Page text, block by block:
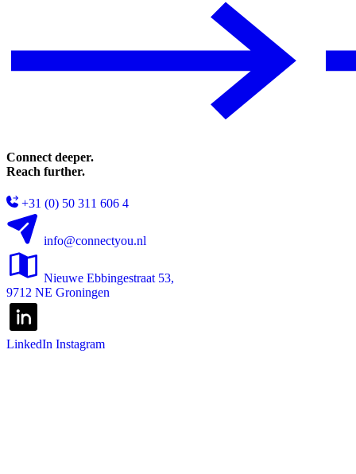
Connect deeper.
Reach further.
+31 (0) 50 311 606 4
info@connectyou.nl
Nieuwe Ebbingestraat 53,
9712 NE Groningen
LinkedIn Instagram